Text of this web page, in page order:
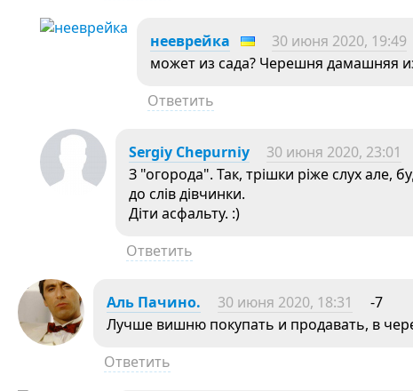
нееврейка 30 июня 2020, 19:49
может из сада? Черешня дамашняя
Ответить
Sergiy Chepurniy 30 июня 2020, 23:01
З "огорода". Так, трішки ріже слух
до слів дівчинки.
Діти асфальту. :)
Ответить
Aль Пачино. 30 июня 2020, 18:31
-7
Лучше вишню покупать и продавать, в
Ответить